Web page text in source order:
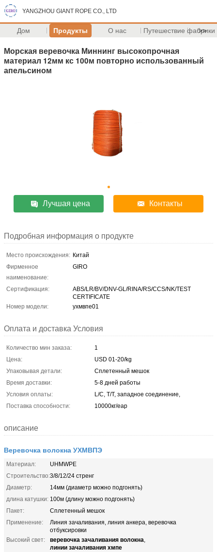
YANGZHOU GIANT ROPE CO., LTD
Дом Продукты О нас Путешествие фабрики
>>
Морская веревочка Миннинг высокопрочная
материал 12мм кс 100м повторно использованный
апельсином
Лучшая цена Контакты
Подробная информация о продукте
Место происхождения: Китай
Фирменное
наименование:
GIRO
Сертификация:
ABS/LR/BV/DNV-GL/RINA/RS/CCS/NK/TEST
CERTIFICATE
Номер модели:
ухмвпе01
Оплата и доставка Условия
Количество мин заказа:
1
Цена:
USD 01-20/kg
Упаковывая детали:
Сплетенный мешок
Время доставки:
5-8 дней работы
Условия оплаты:
L/C, T/T, западное соединение,
Поставка способности:
10000кг/еар
описание
Веревочка волокна УХМВПЭ
Материал:
UHMWPE
Строительство:3/8/12/24 стренг
Диаметр:
14мм (диаметр можно подгонять)
длина катушки: 100м (длину можно подгонять)
Пакет:
Сплетенный мешок
Применение:
Линия зачаливания, линия анкера, веревочка
отбуксировки
Высокий свет:
веревочка зачаливания волокна,
линии зачаливания хмпе